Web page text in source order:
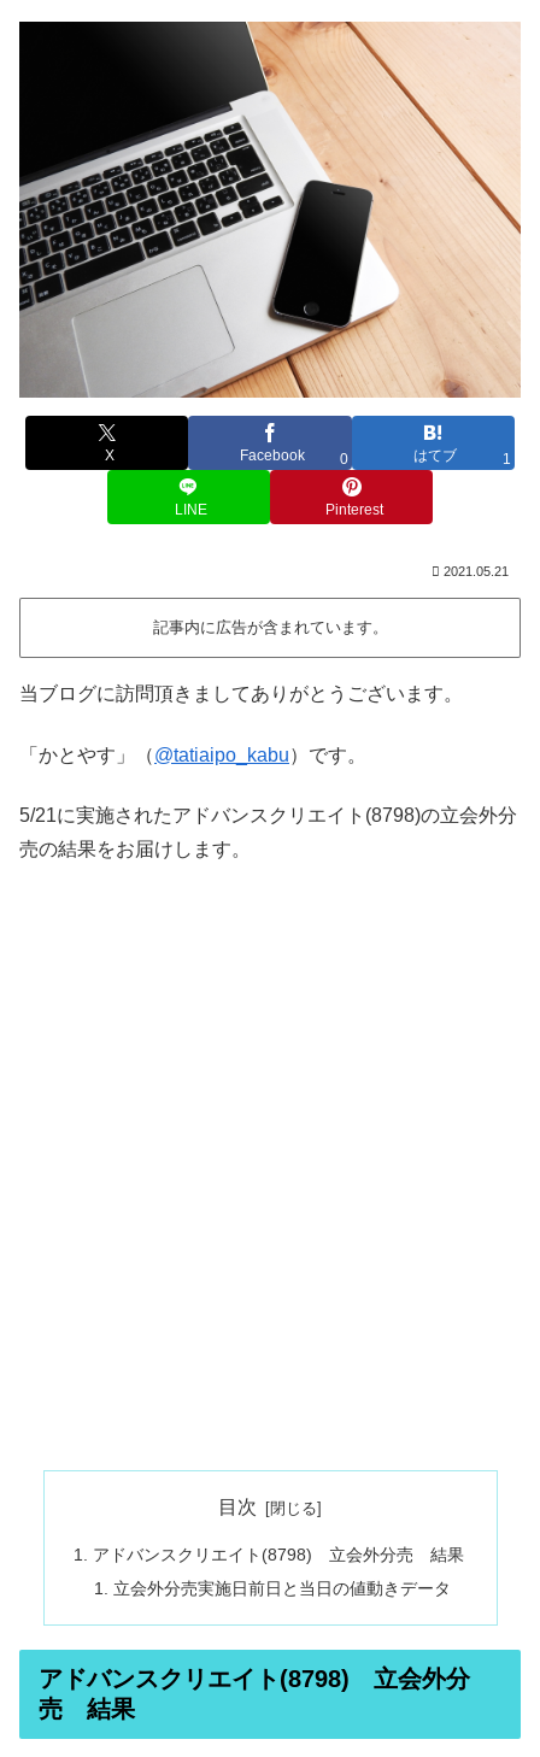
X Facebook 0 はてブ 1
LINE Pinterest
2021.05.21
記事内に広告が含まれています。
当ブログに訪問頂きましてありがとうございます。
「かとやす」（@tatiaipo_kabu）です。
5/21に実施されたアドバンスクリエイト(8798)の立会外分
売の結果をお届けします。
目次
アドバンスクリエイト(8798) 立会外分売 結果
立会外分売実施日前日と当日の値動きデータ
アドバンスクリエイト(8798) 立会外分
売 結果